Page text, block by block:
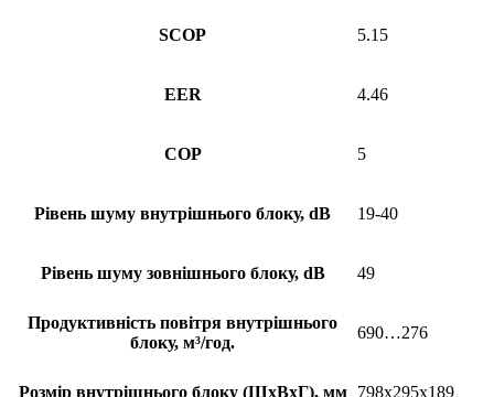
SCOP 5.15
EER 4.46
COP 5
Рівень шуму внутрішнього блоку, dB 19-40
Рівень шуму зовнішнього блоку, dB 49
Продуктивність повітря внутрішнього
блоку, м³/год.
690…276
Розмір внутрішнього блоку (ШхВхГ), мм 798x295x189